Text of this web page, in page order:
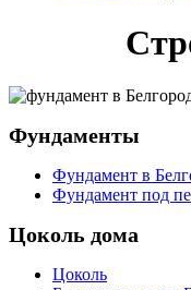
Фундаменты
Фундамент в
Фундамент под
Цоколь дома
Цоколь